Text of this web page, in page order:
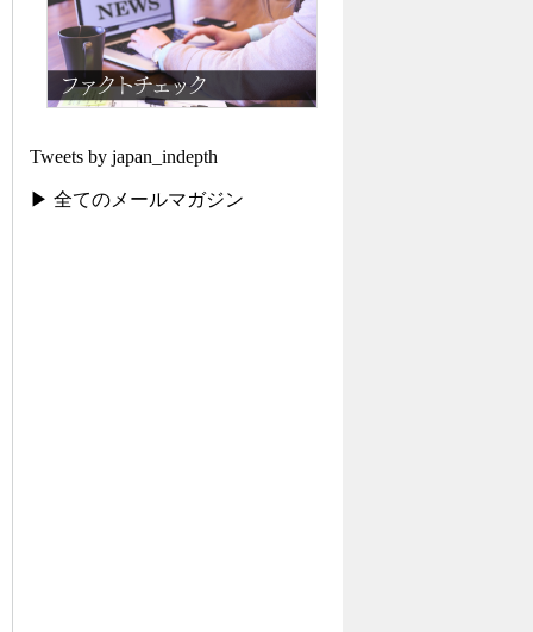
Tweets by japan_indepth
▶ 全てのメールマガジン